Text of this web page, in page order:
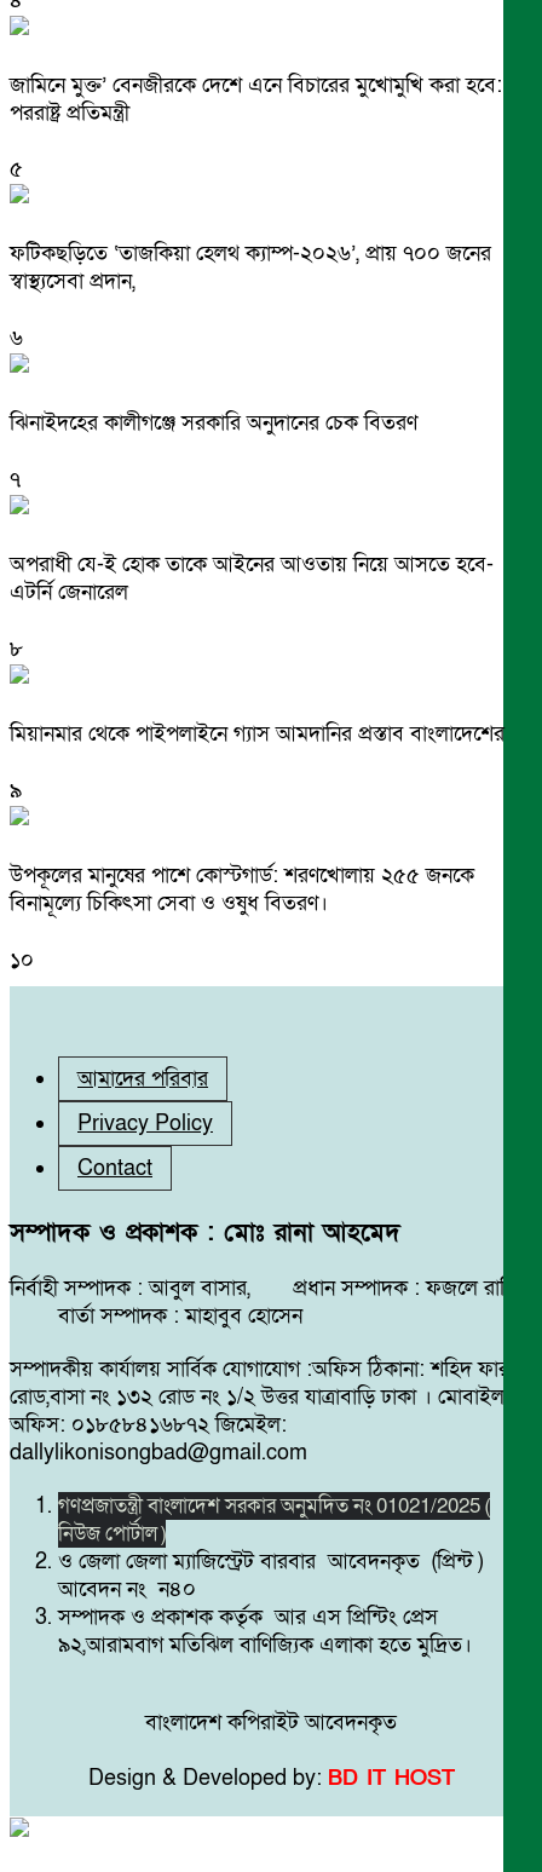
জামিনে মুক্ত’ বেনজীরকে দেশে এনে বিচারের মুখোমুখি করা হবে:
পররাষ্ট্র প্রতিমন্ত্রী
৫
ফটিকছড়িতে ‘তাজকিয়া হেলথ ক্যাম্প-২০২৬’, প্রায় ৭০০ জনের
স্বাস্থ্যসেবা প্রদান,
৬
ঝিনাইদহের কালীগঞ্জে সরকারি অনুদানের চেক বিতরণ
৭
অপরাধী যে-ই হোক তাকে আইনের আওতায় নিয়ে আসতে হবে-
এটর্নি জেনারেল
৮
মিয়ানমার থেকে পাইপলাইনে গ্যাস আমদানির প্রস্তাব বাংলাদেশের
৯
উপকূলের মানুষের পাশে কোস্টগার্ড: শরণখোলায় ২৫৫ জনকে
বিনামূল্যে চিকিৎসা সেবা ও ওষুধ বিতরণ।
১০
আমাদের পরিবার
Privacy Policy
Contact
সম্পাদক ও প্রকাশক : মোঃ রানা আহমেদ
নির্বাহী সম্পাদক : আবুল বাসার, প্রধান সম্পাদক : ফজলে রাব্বি
বার্তা সম্পাদক : মাহাবুব হোসেন
সম্পাদকীয় কার্যালয় সার্বিক যোগাযোগ :অফিস ঠিকানা: শহিদ ফারুক
রোড,বাসা নং ১৩২ রোড নং ১/২ উত্তর যাত্রাবাড়ি ঢাকা । মোবাইল
অফিস: ০১৮৫৮৪১৬৮৭২ জিমেইল:
dallylikonisongbad@gmail.com
গণপ্রজাতন্ত্রী বাংলাদেশ সরকার অনুমদিত নং 01021/2025 (
নিউজ পোর্টাল )
ও জেলা জেলা ম্যাজিস্ট্রেট বারবার আবেদনকৃত (প্রিন্ট )
আবেদন নং ন৪০
সম্পাদক ও প্রকাশক কর্তৃক আর এস প্রিন্টিং প্রেস
৯২,আরামবাগ মতিঝিল বাণিজ্যিক এলাকা হতে মুদ্রিত।
বাংলাদেশ কপিরাইট আবেদনকৃত
Design & Developed by: BD IT HOST